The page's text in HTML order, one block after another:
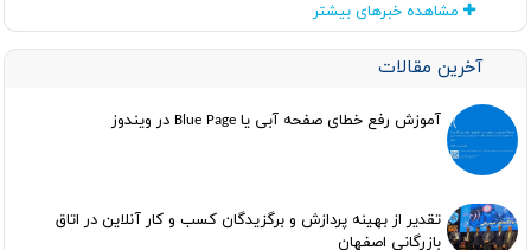
مشاهده خبرهای بیشتر
آخرین مقالات
آموزش رفع خطای صفحه آبی یا Blue Page در ویندوز
تقدیر از بهینه پردازش و برگزیدگان کسب و کار آنلاین در اتاق
بازرگانی اصفهان